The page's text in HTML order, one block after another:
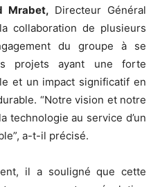
Mrabet, Directeur Général
collaboration de plusieurs
du groupe à se
projets ayant une forte
et un impact significatif en
“Notre vision et notre
technologie au service d’un
a-t-il précisé.
il a souligné que cette